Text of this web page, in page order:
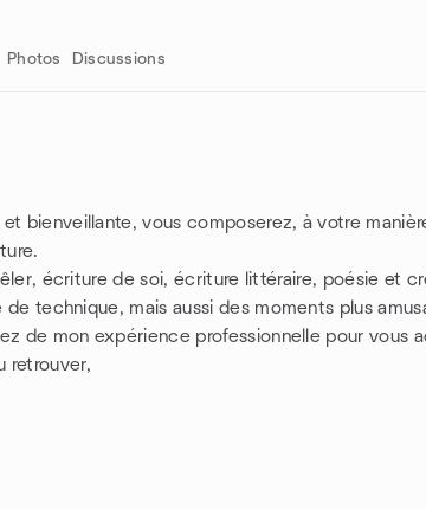
Photos Discussions
et bienveillante, vous composerez, à votre
écriture de soi, écriture littéraire, poésie et
technique, mais aussi des moments plus
de mon expérience professionnelle pour vous
retrouver,